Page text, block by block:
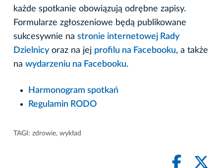
każde spotkanie obowiązują odrębne zapisy.
Formularze zgłoszeniowe będą publikowane
sukcesywnie na stronie internetowej Rady
Dzielnicy oraz na jej profilu na Facebooku, a także
na wydarzeniu na Facebooku.
Harmonogram spotkań
Regulamin RODO
TAGI: zdrowie, wykład